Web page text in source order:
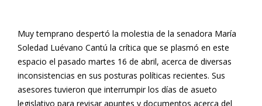
Muy temprano despertó la molestia de la senadora María
Soledad Luévano Cantú la crítica que se plasmó en este
espacio el pasado martes 16 de abril, acerca de diversas
inconsistencias en sus posturas políticas recientes. Sus
asesores tuvieron que interrumpir los días de asueto
legislativo para revisar apuntes y documentos acerca del